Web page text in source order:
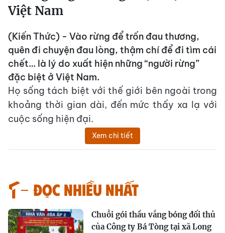
Việt Nam
(Kiến Thức) - Vào rừng để trốn đau thương,
quên đi chuyện đau lòng, thậm chí để đi tìm cái
chết… là lý do xuất hiện những “người rừng”
đặc biệt ở Việt Nam.
Họ sống tách biệt với thế giới bên ngoài trong
khoảng thời gian dài, đến mức thấy xa lạ với
cuộc sống hiện đại.
Xem chi tiết
Đọc nhiều nhất
Chuỗi gói thầu vắng bóng đối thủ
của Công ty Bá Tòng tại xã Long